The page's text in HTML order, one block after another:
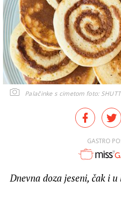
Palačinke s cimetom foto:
GASTRO
Dnevna doza jeseni, čak i